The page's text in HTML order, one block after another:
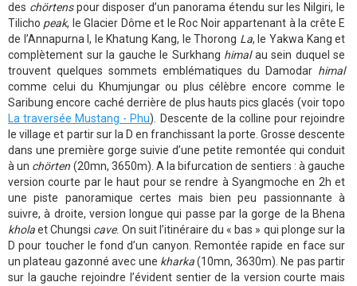
des chörtenspour disposer d’un panorama étendu sur les Nilgiri, le
Tilicho peak, le Glacier Dôme et le Roc Noir appartenant à la crête E
de l’Annapurna I, le Khatung Kang, le Thorong La, le Yakwa Kang et
complètement sur la gauche le Surkhang himalau sein duquel se
trouvent quelques sommets emblématiques du Damodar himal
comme celui du Khumjungar ou plus célèbre encore comme le
Saribung encore caché derrière de plus hauts pics glacés (voir topo
La traversée Mustang - Phu). Descente de la colline pour rejoindre
le village et partir sur la D en franchissant la porte. Grosse descente
dans une première gorge suivie d’une petite remontée qui conduit
à un chörten (20mn, 3650m). A la bifurcation de sentiers : à gauche
version courte par le haut pour se rendre à Syangmoche en 2h et
une piste panoramique certes mais bien peu passionnante à
suivre, à droite, version longue qui passe par la gorge de la Bhena
kholaet Chungsi cave. On suit l’itinéraire du « bas » qui plonge sur la
D pour toucher le fond d’un canyon. Remontée rapide en face sur
un plateau gazonné avec une kharka(10mn, 3630m). Ne pas partir
sur la gauche rejoindre l’évident sentier de la version courte mais